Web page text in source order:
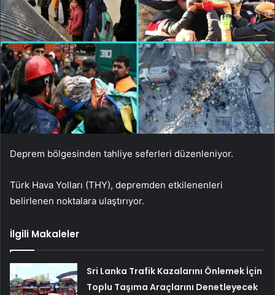
Deprem bölgesinden tahliye seferleri düzenleniyor.
Türk Hava Yolları (THY), depremden etkilenenleri
belirlenen noktalara ulaştırıyor.
İlgili Makaleler
Sri Lanka Trafik Kazalarını Önlemek İçin
Toplu Taşıma Araçlarını Denetleyecek